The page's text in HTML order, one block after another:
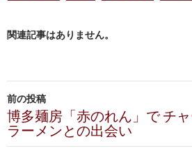
関連記事はありません。
投
稿
ナ
前の投稿
博多麺房「赤のれん」で チ
ラーメンとの出会い